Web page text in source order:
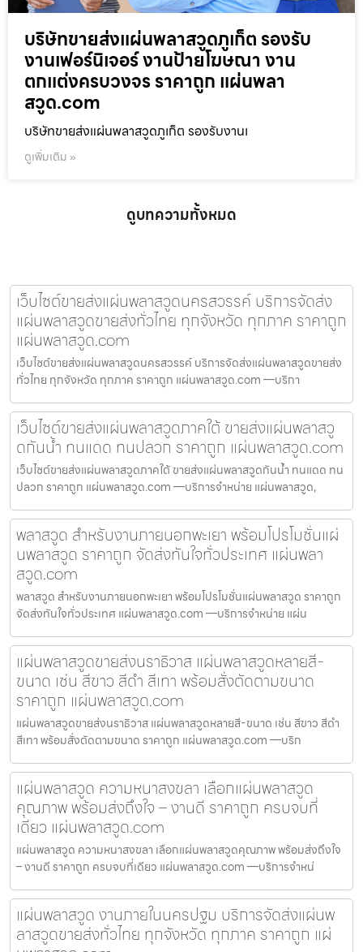
บริษัทขายส่งแผ่นพลาสวูดภูเก็ต รองรับ
งานเฟอร์นิเจอร์ งานป้ายโฆษณา งาน
ตกแต่งครบวงจร ราคาถูก แผ่นพลา
สวูด.com
บริษัทขายส่งแผ่นพลาสวูดภูเก็ต รองรับงานเ
ดูเพิ่มเติม »
ดูบทความทั้งหมด
เว็บไซต์ขายส่งแผ่นพลาสวูดนครสวรรค์ บริการจัดส่ง
แผ่นพลาสวูดขายส่งทั่วไทย ทุกจังหวัด ทุกภาค ราคาถูก
แผ่นพลาสวูด.com
เว็บไซต์ขายส่งแผ่นพลาสวูดนครสวรรค์ บริการจัดส่งแผ่นพลาสวูดขายส่ง
ทั่วไทย ทุกจังหวัด ทุกภาค ราคาถูก แผ่นพลาสวูด.com —บริกา
เว็บไซต์ขายส่งแผ่นพลาสวูดภาคใต้ ขายส่งแผ่นพลาสวู
ดกันน้ำ ทนแดด ทนปลวก ราคาถูก แผ่นพลาสวูด.com
เว็บไซต์ขายส่งแผ่นพลาสวูดภาคใต้ ขายส่งแผ่นพลาสวูดกันน้ำ ทนแดด ทน
ปลวก ราคาถูก แผ่นพลาสวูด.com —บริการจำหน่าย แผ่นพลาสวูด,
พลาสวูด สำหรับงานภายนอกพะเยา พร้อมโปรโมชั่นแผ่
นพลาสวูด ราคาถูก จัดส่งทันใจทั่วประเทศ แผ่นพลา
สวูด.com
พลาสวูด สำหรับงานภายนอกพะเยา พร้อมโปรโมชั่นแผ่นพลาสวูด ราคาถูก
จัดส่งทันใจทั่วประเทศ แผ่นพลาสวูด.com —บริการจำหน่าย แผ่น
แผ่นพลาสวูดขายส่งนราธิวาส แผ่นพลาสวูดหลายสี-
ขนาด เช่น สีขาว สีดำ สีเทา พร้อมสั่งตัดตามขนาด
ราคาถูก แผ่นพลาสวูด.com
แผ่นพลาสวูดขายส่งนราธิวาส แผ่นพลาสวูดหลายสี-ขนาด เช่น สีขาว สีดำ
สีเทา พร้อมสั่งตัดตามขนาด ราคาถูก แผ่นพลาสวูด.com —บริก
แผ่นพลาสวูด ความหนาสงขลา เลือกแผ่นพลาสวูด
คุณภาพ พร้อมส่งถึงใจ – งานดี ราคาถูก ครบจบที่
เดียว แผ่นพลาสวูด.com
แผ่นพลาสวูด ความหนาสงขลา เลือกแผ่นพลาสวูดคุณภาพ พร้อมส่งถึงใจ
– งานดี ราคาถูก ครบจบที่เดียว แผ่นพลาสวูด.com —บริการจำหน่
แผ่นพลาสวูด งานภายในนครปฐม บริการจัดส่งแผ่นพ
ลาสวูดขายส่งทั่วไทย ทุกจังหวัด ทุกภาค ราคาถูก แผ่